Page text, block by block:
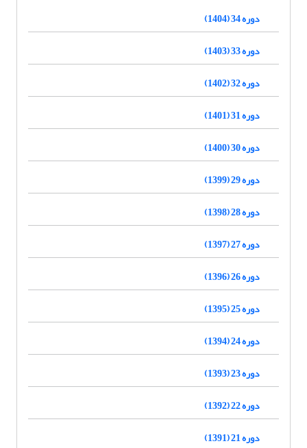
دوره 34 (1404)
دوره 33 (1403)
دوره 32 (1402)
دوره 31 (1401)
دوره 30 (1400)
دوره 29 (1399)
دوره 28 (1398)
دوره 27 (1397)
دوره 26 (1396)
دوره 25 (1395)
دوره 24 (1394)
دوره 23 (1393)
دوره 22 (1392)
دوره 21 (1391)